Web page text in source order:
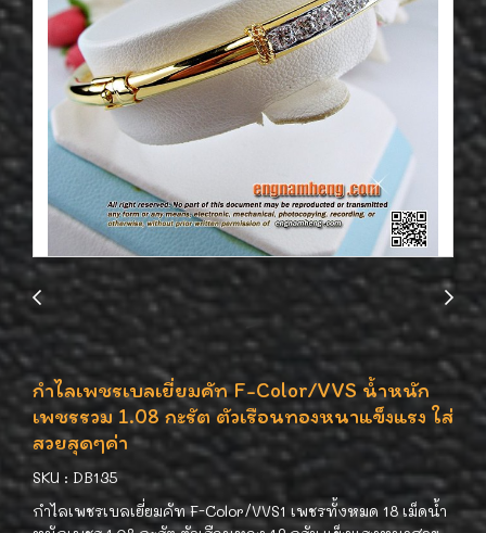
กำไลเพชรเบลเยี่ยมคัท F-Color/VVS น้ำหนัก
เพชรรวม 1.08 กะรัต ตัวเรือนทองหนาแข็งแรง ใส่
สวยสุดๆค่า
SKU : DB135
กำไลเพชรเบลเยี่ยมคัท F-Color/VVS1 เพชรทั้งหมด 18 เม็ดน้ำ